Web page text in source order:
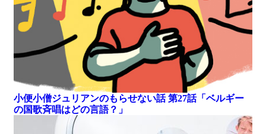
小便小僧ジュリアンのもらせない話 第27話「ベルギー
の国歌斉唱はどの言語？」